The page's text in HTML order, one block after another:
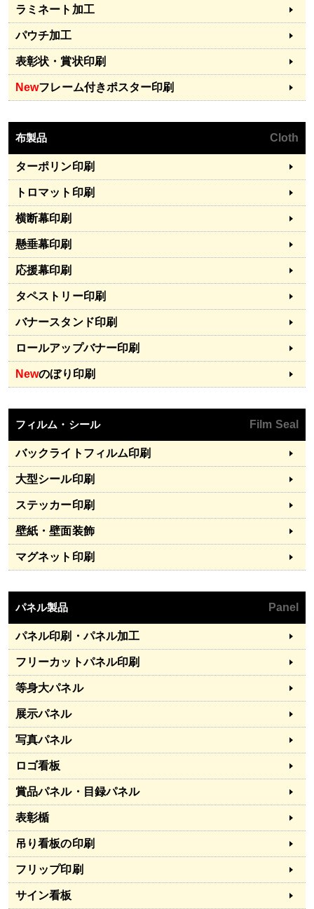
ラミネート加工
パウチ加工
表彰状・賞状印刷
Newフレーム付きポスター印刷
布製品 Cloth
ターポリン印刷
トロマット印刷
横断幕印刷
懸垂幕印刷
応援幕印刷
タペストリー印刷
バナースタンド印刷
ロールアップバナー印刷
Newのぼり印刷
フィルム・シール Film Seal
バックライトフィルム印刷
大型シール印刷
ステッカー印刷
壁紙・壁面装飾
マグネット印刷
パネル製品 Panel
パネル印刷・パネル加工
フリーカットパネル印刷
等身大パネル
展示パネル
写真パネル
ロゴ看板
賞品パネル・目録パネル
表彰楯
吊り看板の印刷
フリップ印刷
サイン看板